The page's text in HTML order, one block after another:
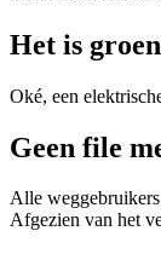
Het is
Oké, een
Geen file
Alle weggebruikers
Afgezien van het